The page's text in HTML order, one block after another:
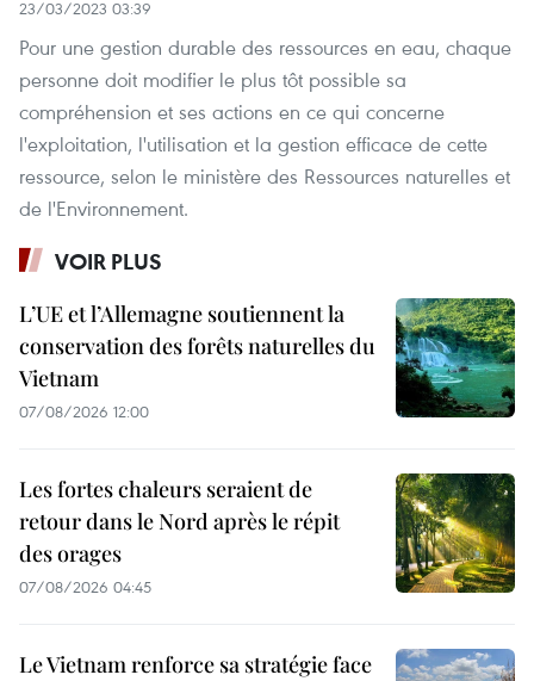
23/03/2023 03:39
Pour une gestion durable des ressources en eau, chaque
personne doit modifier le plus tôt possible sa
compréhension et ses actions en ce qui concerne
l'exploitation, l'utilisation et la gestion efficace de cette
ressource, selon le ministère des Ressources naturelles et
de l'Environnement.
VOIR PLUS
L’UE et l’Allemagne soutiennent la
conservation des forêts naturelles du
Vietnam
07/08/2026 12:00
Les fortes chaleurs seraient de
retour dans le Nord après le répit
des orages
07/08/2026 04:45
Le Vietnam renforce sa stratégie face